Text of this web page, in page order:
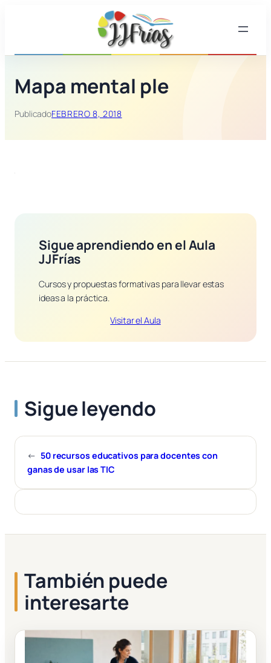
Mapa mental ple
PublicadoFEBRERO 8, 2018
Sigue aprendiendo en el Aula
JJFrías
Cursos y propuestas formativas para llevar estas
ideas a la práctica.
Visitar el Aula
Sigue leyendo
← 50 recursos educativos para docentes con
ganas de usar las TIC
También puede
interesarte